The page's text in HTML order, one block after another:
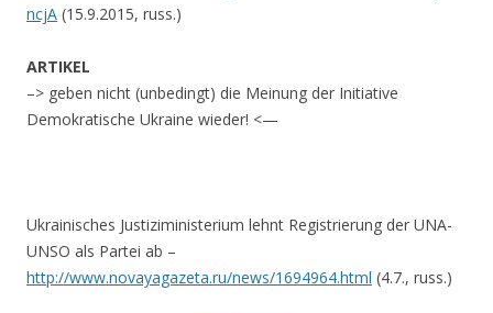
ncjA (15.9.2015, russ.)
ARTIKEL
–> geben nicht (unbedingt) die Meinung der Initiative
Demokratische Ukraine wieder! <—
Ukrainisches Justiziministerium lehnt Registrierung der UNA-
UNSO als Partei ab –
http://www.novayagazeta.ru/news/1694964.html (4.7., russ.)